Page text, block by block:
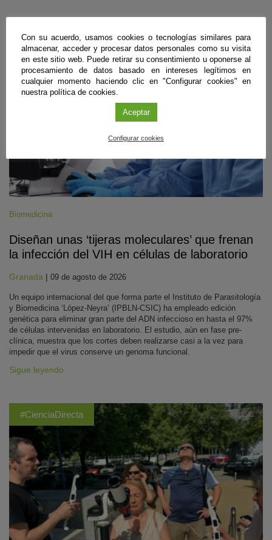
#CienciaDirecta
Biomedicina
Diseñan unas ‘tijeras moleculares’ que frenan
la infección del VIH en células de laboratorio
Granada | 09 de agosto de 2026
Un equipo internacional del que forma parte el Instituto de Parasitología
y Biomedicina ‘López-Neyra’ (IPBLN-CSIC) ha empleado edición
genética para eliminar gran parte del ADN infeccioso en hasta el 97%
de células intervenidas en laboratorio. El estudio, aún en fase pre-
clínica, muestra que los cortes deben realizarse casi a la vez para
impedir que el virus conserve un genoma funcional.
Sigue leyendo
#CienciaDirecta
Con su acuerdo, usamos cookies o tecnologías similares para
almacenar, acceder y procesar datos personales como su visita
en este sitio web. Puede retirar su consentimiento u oponerse al
procesamiento de datos basado en intereses legítimos en
cualquier momento haciendo clic en "Configurar cookies" en
nuestra política de cookies.
Aceptar
Configurar cookies